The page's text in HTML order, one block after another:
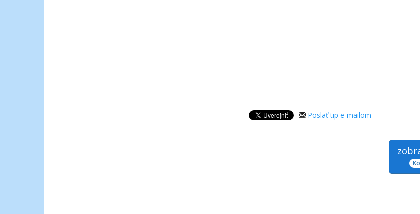
Poslať tip e-mailom